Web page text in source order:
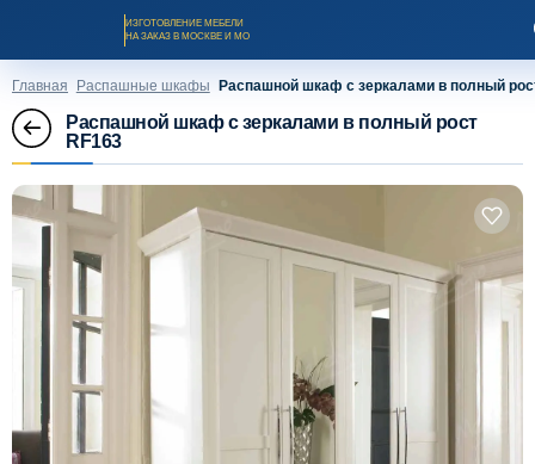
ИЗГОТОВЛЕНИЕ МЕБЕЛИ
НА ЗАКАЗ В МОСКВЕ И МО
Заказать звонок
Каталог мебели на заказ
О компании
Оплата и доставка
Главная Распашные шкафы Распашной шкаф с зеркалами в полный
Распашной шкаф с зеркалами в полный рост
RF163